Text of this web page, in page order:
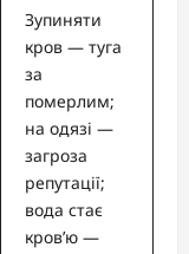
Зупиняти
кров — туга
за
померлим;
на одязі —
загроза
репутації;
вода стає
кров’ю —